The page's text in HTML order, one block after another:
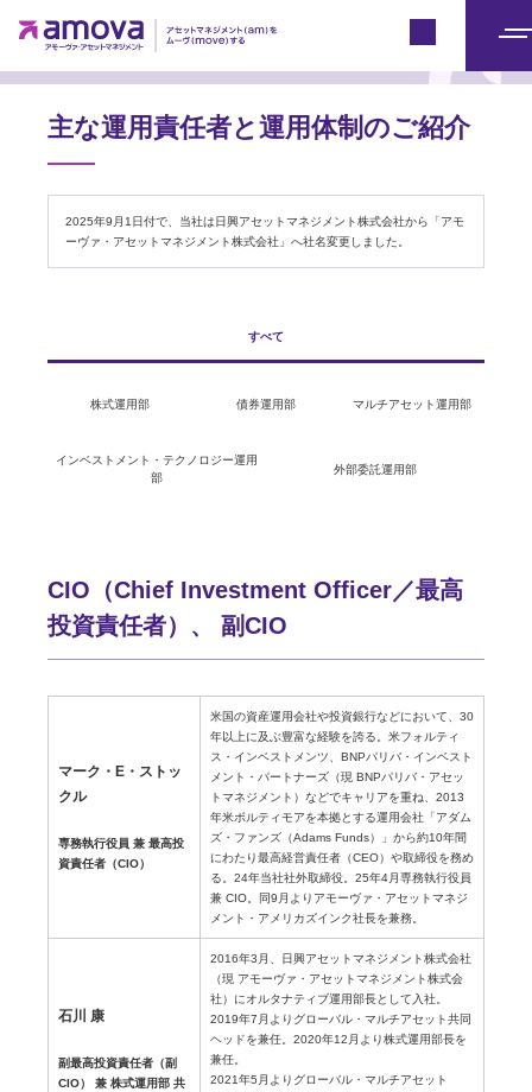
ニ
アモーヴァ・アセットとは
主な運用責任者と運用体制のご紹介
2025年9月1日付で、当社は日興アセットマネジメント株式会社から「アモ
ーヴァ・アセットマネジメント株式会社」へ社名変更しました。
すべて
株式運用部 債券運用部 マルチアセット運用部
インベストメント・テクノロジー運用
部
外部委託運用部
CIO（Chief Investment Officer／最高
投資責任者）、 副CIO
マーク・E・ストッ
クル
専務執行役員 兼 最高投
資責任者（CIO）
米国の資産運用会社や投資銀行などにおいて、30
年以上に及ぶ豊富な経験を誇る。米フォルティ
ス・インベストメンツ、BNPパリバ・インベスト
メント・パートナーズ（現 BNPパリバ・アセッ
トマネジメント）などでキャリアを重ね、2013
年米ボルティモアを本拠とする運用会社「アダム
ズ・ファンズ（Adams Funds）」から約10年間
にわたり最高経営責任者（CEO）や取締役を務め
る。24年当社社外取締役。25年4月専務執行役員
兼 CIO。同9月よりアモーヴァ・アセットマネジ
メント・アメリカズインク社長を兼務。
石川 康
副最高投資責任者（副
CIO） 兼 株式運用部 共
2016年3月、日興アセットマネジメント株式会社
（現 アモーヴァ・アセットマネジメント株式会
社）にオルタナティブ運用部長として入社。
2019年7月よりグローバル・マルチアセット共同
ヘッドを兼任。2020年12月より株式運用部長を
兼任。
2021年5月よりグローバル・マルチアセット